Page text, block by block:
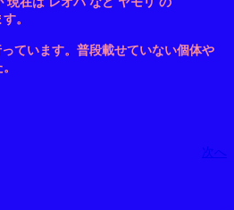
。
ています。普段載せていない個体や
次へ